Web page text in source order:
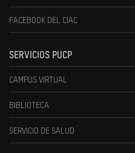
FACEBOOK DEL CIAC
SERVICIOS PUCP
CAMPUS VIRTUAL
BIBLIOTECA
SERVICIO DE SALUD